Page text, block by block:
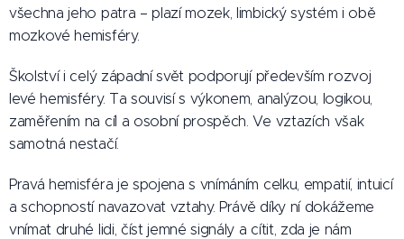
všechna jeho patra – plazí mozek, limbický systém i obě
mozkové hemisféry.
Školství i celý západní svět podporují především rozvoj
levé hemisféry. Ta souvisí s výkonem, analýzou, logikou,
zaměřením na cíl a osobní prospěch. Ve vztazích však
samotná nestačí.
Pravá hemisféra je spojena s vnímáním celku, empatií, intuicí
a schopností navazovat vztahy. Právě díky ní dokážeme
vnímat druhé lidi, číst jemné signály a cítit, zda je nám